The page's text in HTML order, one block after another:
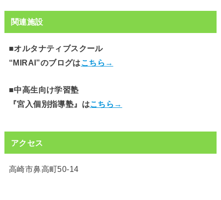
関連施設
■オルタナティブスクール
“MIRAI”のブログは こちら→
■中高生向け学習塾
『宮入個別指導塾』はこちら→
アクセス
高崎市鼻高町50-14